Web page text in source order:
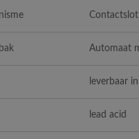
Contactslot
Automaat
leverbaar
lead acid